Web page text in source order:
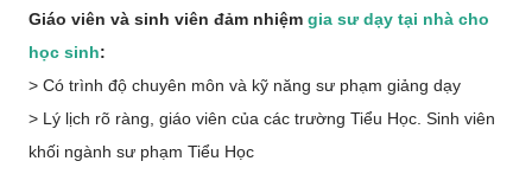
Giáo viên và sinh viên đảm nhiệm gia sư dạy tại nhà cho
học sinh:
> Có trình độ chuyên môn và kỹ năng sư phạm giảng dạy
> Lý lịch rõ ràng, giáo viên của các trường Tiểu Học. Sinh viên
khối ngành sư phạm Tiểu Học